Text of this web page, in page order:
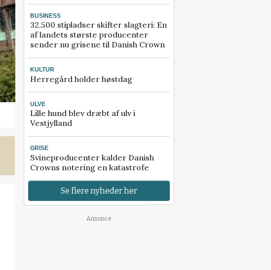
BUSINESS
32.500 stipladser skifter slagteri: En
af landets største producenter
sender nu grisene til Danish Crown
KULTUR
Herregård holder høstdag
ULVE
Lille hund blev dræbt af ulv i
Vestjylland
GRISE
Svineproducenter kalder Danish
Crowns notering en katastrofe
Se flere nyheder her
Annonce